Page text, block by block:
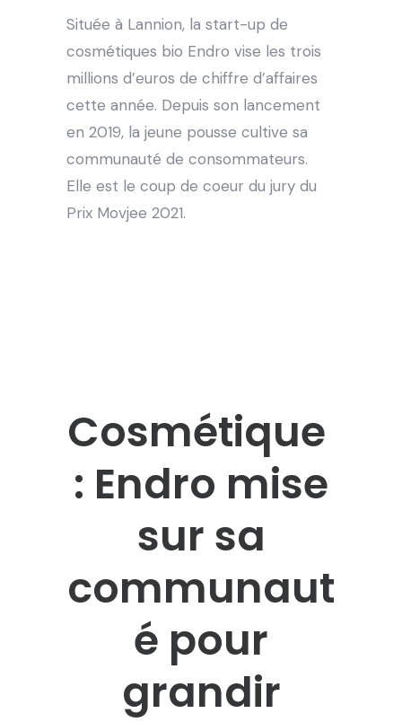
Située à Lannion, la start-up de
cosmétiques bio Endro vise les trois
millions d’euros de chiffre d’affaires
cette année. Depuis son lancement
en 2019, la jeune pousse cultive sa
communauté de consommateurs.
Elle est le coup de coeur du jury du
Prix Movjee 2021.
Cosmétique
: Endro mise
sur sa
communaut
é pour
grandir